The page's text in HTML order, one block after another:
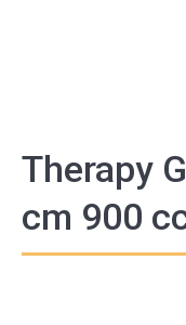
Therapy
cm 900